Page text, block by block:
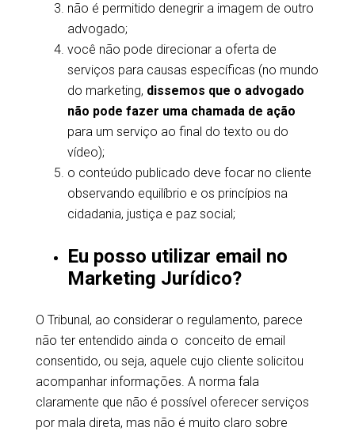
não é permitido denegrir a imagem de outro
advogado;
você não pode direcionar a oferta de
serviços para causas específicas (no mundo
do marketing, dissemos que o advogado
não pode fazer uma chamada de ação
para um serviço ao final do texto ou do
vídeo);
o conteúdo publicado deve focar no cliente
observando equilíbrio e os princípios na
cidadania, justiça e paz social;
Eu posso utilizar email no
Marketing Jurídico?
O Tribunal, ao considerar o regulamento, parece
não ter entendido ainda o conceito de email
consentido, ou seja, aquele cujo cliente solicitou
acompanhar informações. A norma fala
claramente que não é possível oferecer serviços
por mala direta, mas não é muito claro sobre